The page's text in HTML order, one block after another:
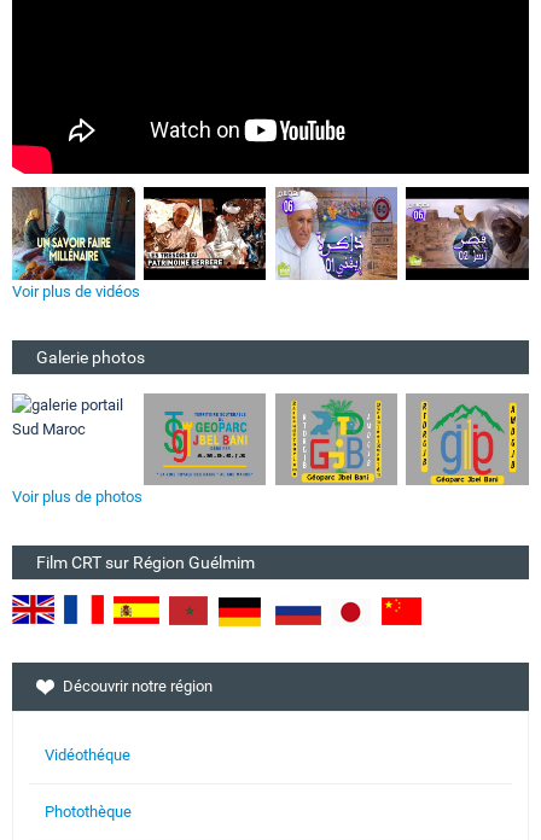
Voir plus de vidéos
Galerie photos
Voir plus de photos
Film CRT sur Région Guélmim
Découvrir notre région
Vidéothéque
Photothèque